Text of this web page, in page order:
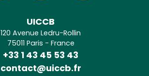
UICCB
120 Avenue Ledru-Rollin
75011 Paris - France
+33 1 43 45 53 43
contact@uiccb.fr